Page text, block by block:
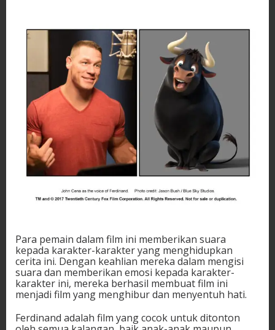
Para pemain dalam film ini memberikan suara
kepada karakter-karakter yang menghidupkan
cerita ini. Dengan keahlian mereka dalam mengisi
suara dan memberikan emosi kepada karakter-
karakter ini, mereka berhasil membuat film ini
menjadi film yang menghibur dan menyentuh hati.
Ferdinand adalah film yang cocok untuk ditonton